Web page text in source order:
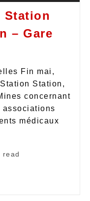
Station
– Gare
Fin mai,
Station,
concernant
associations
médicaux
read